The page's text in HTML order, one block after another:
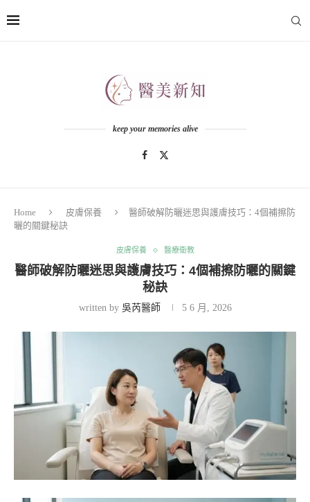
keep your memories alive
Home 皮膚保養
醫師破解防曬迷思與護膚技巧：4個補擦防
曬的關鍵秘訣
皮膚保養 醫療衛教
醫師破解防曬迷思與護膚技巧：4個補擦防曬的關鍵
秘訣
written by 吳芮醫師 5 6 月, 2026